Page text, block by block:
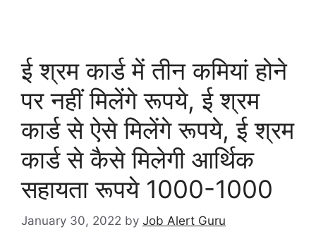
ई श्रम कार्ड में तीन कमियां होने
पर नहीं मिलेंगे रूपये, ई श्रम
कार्ड से ऐसे मिलेंगे रूपये, ई श्रम
कार्ड से कैसे मिलेगी आर्थिक
सहायता रूपये 1000-1000
January 30, 2022 by Job Alert Guru